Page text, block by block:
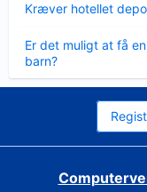
Kræver hotellet
Er det muligt at få
barn?